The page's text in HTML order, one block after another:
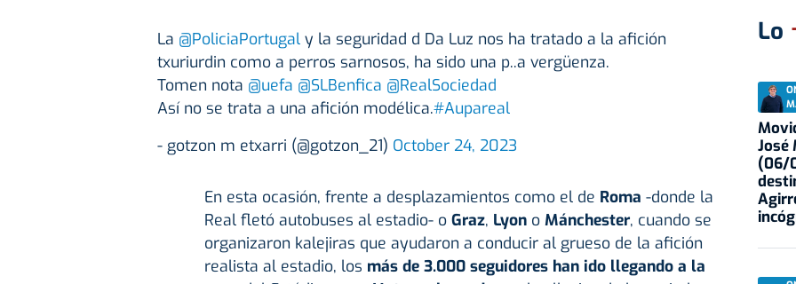
La @PoliciaPortugal y la seguridad d Da Luz nos ha tratado a la afición
txuriurdin como a perros sarnosos, ha sido una p..a vergüenza.
Tomen nota @uefa @SLBenfica @RealSociedad
Así no se trata a una afición modélica.#Aupareal
- gotzon m etxarri (@gotzon_21) October 24, 2023
En esta ocasión, frente a desplazamientos como el de Roma -donde la
Real fletó autobuses al estadio- o Graz, Lyono Mánchester, cuando se
organizaron kalejiras que ayudaron a conducir al grueso de la afición
realista al estadio, los más de 3.000 seguidores han ido llegando a la
Lo
José
(06/